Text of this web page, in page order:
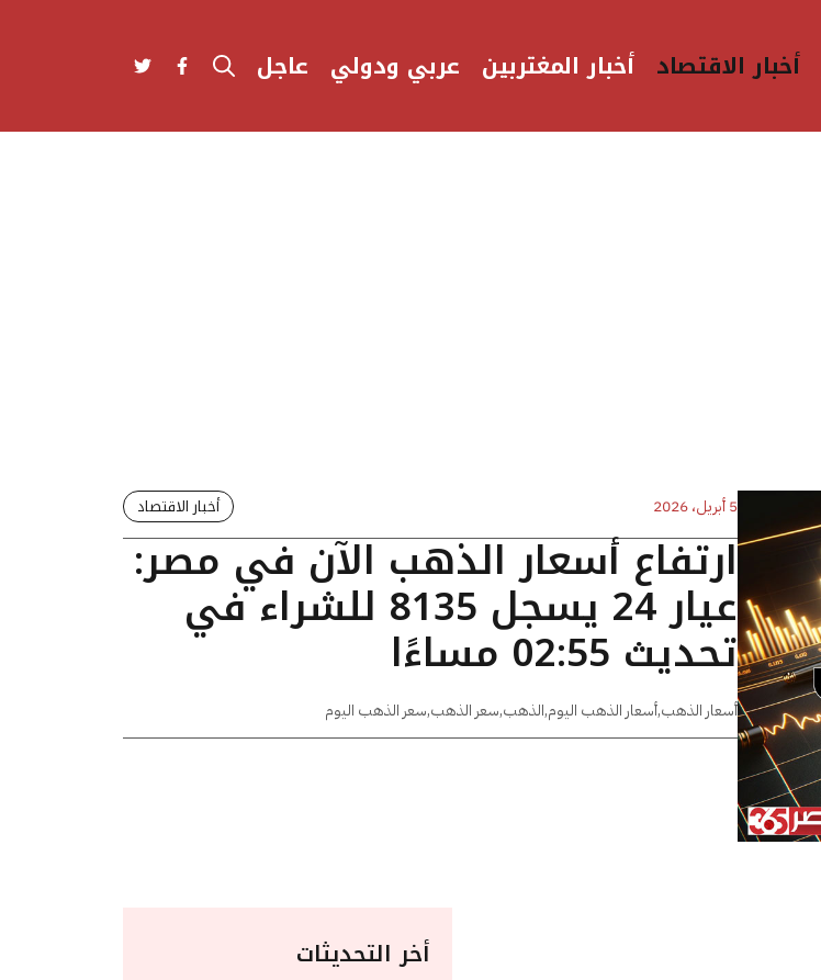
أخبار الاقتصاد أخبار المغتربين عربي ودولي عاجل
5 أبريل، 2026 أخبار الاقتصاد
ارتفاع أسعار الذهب الآن في مصر:
عيار 24 يسجل 8135 للشراء في
تحديث 02:55 مساءًا
أسعار الذهب,أسعار الذهب اليوم,الذهب,سعر الذهب,سعر الذهب اليوم
أخر التحديثات